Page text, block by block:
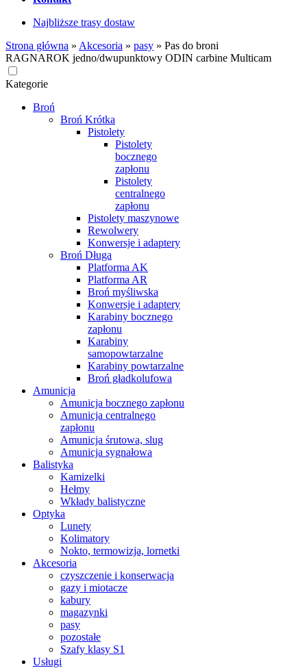
Najbliższe trasy dostaw
Strona główna » Akcesoria » pasy » Pas do broni
RAGNAROK jedno/dwupunktowy ODIN carbine Multicam
Kategorie
Broń
Broń Krótka
Pistolety
Pistolety
bocznego
zapłonu
Pistolety
centralnego
zapłonu
Pistolety maszynowe
Rewolwery
Konwersje i adaptery
Broń Długa
Platforma AK
Platforma AR
Broń myśliwska
Konwersje i adaptery
Karabiny bocznego
zapłonu
Karabiny
samopowtarzalne
Karabiny powtarzalne
Broń gładkolufowa
Amunicja
Amunicja bocznego zapłonu
Amunicja centralnego
zapłonu
Amunicja śrutowa, slug
Amunicja sygnałowa
Balistyka
Kamizelki
Hełmy
Wkłady balistyczne
Optyka
Lunety
Kolimatory
Nokto, termowizja, lornetki
Akcesoria
czyszczenie i konserwacja
gazy i miotacze
kabury
magazynki
pasy
pozostałe
Szafy klasy S1
Usługi